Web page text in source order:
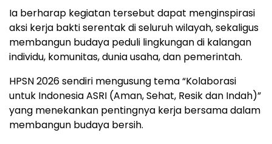
Ia berharap kegiatan tersebut dapat menginspirasi
aksi kerja bakti serentak di seluruh wilayah, sekaligus
membangun budaya peduli lingkungan di kalangan
individu, komunitas, dunia usaha, dan pemerintah.
HPSN 2026 sendiri mengusung tema “Kolaborasi
untuk Indonesia ASRI (Aman, Sehat, Resik dan Indah)”
yang menekankan pentingnya kerja bersama dalam
membangun budaya bersih.